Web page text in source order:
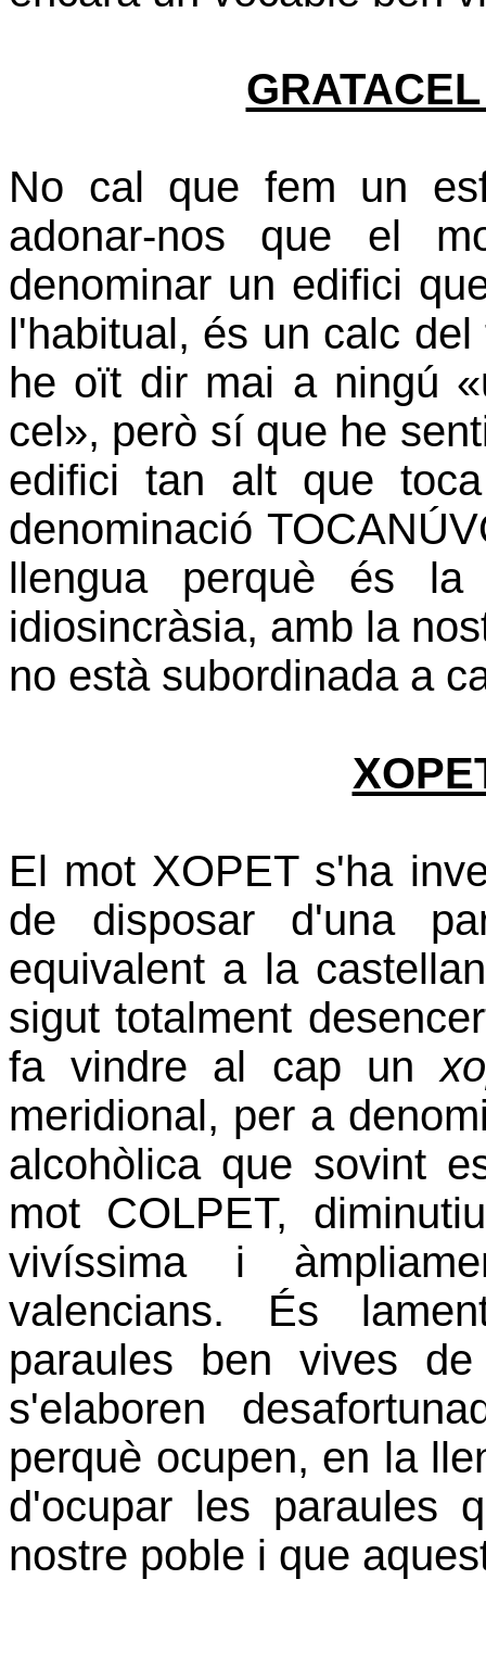
No cal que fem un
adonar-nos que el
denominar un edifici
l'habitual, és un calc
he oït dir mai a ningú
cel», però sí que he
edifici tan alt que
denominació
llengua perquè és
idiosincràsia, amb la
no està subordinada a
El mot XOPET s'ha
de disposar d'una
equivalent a la
sigut totalment
fa vindre al cap un
meridional, per a
alcohòlica que sovint
mot COLPET,
vivíssima i
valencians. És
paraules ben vives
s'elaboren
perquè ocupen, en la
d'ocupar les paraules
nostre poble i que